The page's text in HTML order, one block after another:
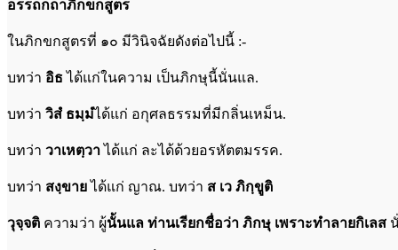
อรรถกถาภิกขกสูตร
ในภิกขกสูตรที่ ๑๐ มีวินิจฉัยดังต่อไปนี้ :-
บทว่า อิธ ได้แก่ในความ เป็นภิกษุนี้นั่นแล.
บทว่า วิสํ ธมฺมํได้แก่ อกุศลธรรมที่มีกลิ่นเหม็น.
บทว่า วาเหตฺวาได้แก่ ละได้ด้วยอรหัตตมรรค.
บทว่า สงฺขายได้แก่ ญาณ. บทว่า ส เว ภิกฺขูติ
วุจฺจติ ความว่า ผู้นั้นแล ท่านเรียกชื่อว่า ภิกษุ เพราะทำลายกิเลส